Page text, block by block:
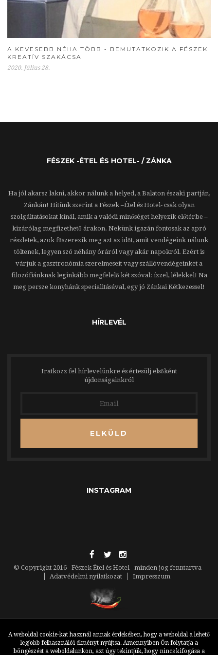
A KEVESEBB NÉHA TÖBB - BEMUTATKOZIK A FÉSZEK
KREATÍV SZAKÁCSA
2020. Július 28.
FÉSZEK -ÉTEL ÉS HOTEL- / ZÁNKA
Ha jól akarsz lakni, akkor nálunk a helyed, a Balaton északi partján,
Zánkán! Hitünk szerint a Fészek –Étel és Hotel- csak olyan
szolgáltatásokat kínál, amik a valódi minőséget helyezik előtérbe –
kizárólag megfizethető árakon. Nekünk igazán fontosak az apró
részletek, azok fűszerezik meg azt az időt, amit vendégeink nálunk
töltenek, legyen szó néhány óráról vagy akár napokról. Ezért is
várjuk a gasztronómia szerelmeseit vagy szállóvendégeinket a
filozófiánknak leginkább megfelelő két szóval: ízzel, lélekkel! Na
meg persze konyhánk specialitásával, egy jó Zánkai Kétkezessel!
HÍRLEVÉL
Iratkozz fel hírlevelünkre és értesülj elsőként
újdonságainkról
ELKÜLD
INSTAGRAM
© Copyright 2016 - Fészek Étel és Hotel - minden jog fenntartva
Adatvédelmi nyilatkozat
Impresszum
A weboldal cookie-kat használ annak érdekében, hogy a weboldal a lehető
legjobb felhasználói élményt nyújtsa. Amennyiben Ön folytatja a
böngészést a weboldalunkon, azt úgy tekintjük, hogy nincs kifogása a